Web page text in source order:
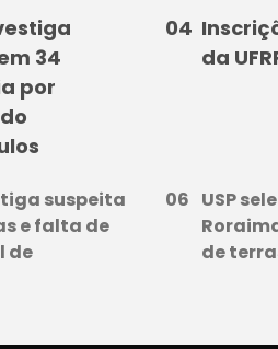
34
por
da
suspeita
e falta de
de
USP
de